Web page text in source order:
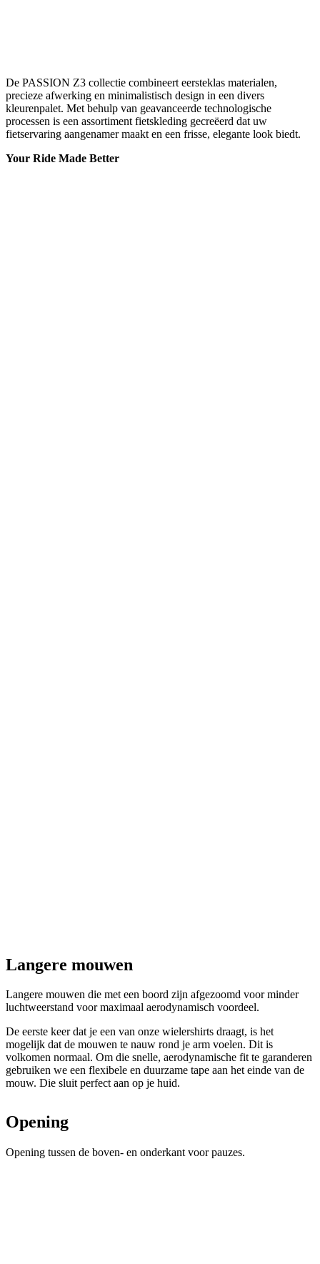
De PASSION Z3 collectie combineert eersteklas materialen,
precieze afwerking en minimalistisch design in een divers
kleurenpalet. Met behulp van geavanceerde technologische
processen is een assortiment fietskleding gecreëerd dat uw
fietservaring aangenamer maakt en een frisse, elegante look biedt.
Your Ride Made Better
Langere mouwen
Langere mouwen die met een boord zijn afgezoomd voor minder
luchtweerstand voor maximaal aerodynamisch voordeel.
De eerste keer dat je een van onze wielershirts draagt, is het
mogelijk dat de mouwen te nauw rond je arm voelen. Dit is
volkomen normaal. Om die snelle, aerodynamische fit te garanderen
gebruiken we een flexibele en duurzame tape aan het einde van de
mouw. Die sluit perfect aan op je huid.
Opening
Opening tussen de boven- en onderkant voor pauzes.